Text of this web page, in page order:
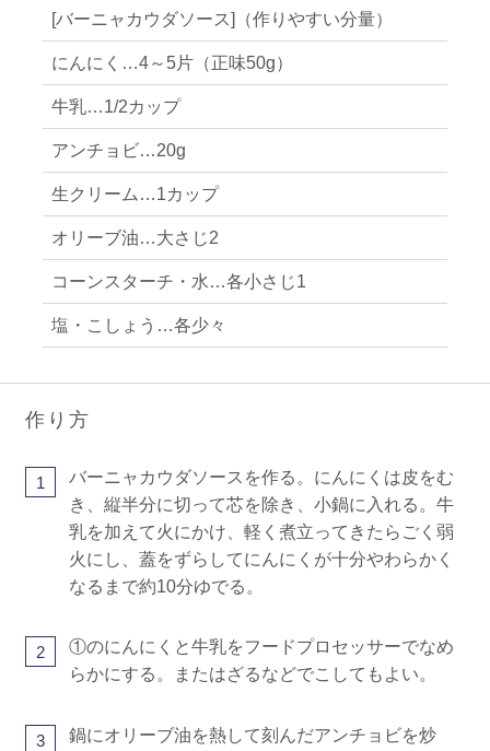
[バーニャカウダソース]（作りやすい分量）
にんにく…4～5片（正味50g）
牛乳…1/2カップ
アンチョビ…20g
生クリーム…1カップ
オリーブ油…大さじ2
コーンスターチ・水…各小さじ1
塩・こしょう…各少々
作り方
1
バーニャカウダソースを作る。にんにくは皮をむ
き、縦半分に切って芯を除き、小鍋に入れる。牛
乳を加えて火にかけ、軽く煮立ってきたらごく弱
火にし、蓋をずらしてにんにくが十分やわらかく
なるまで約10分ゆでる。
2
①のにんにくと牛乳をフードプロセッサーでなめ
らかにする。またはざるなどでこしてもよい。
3
鍋にオリーブ油を熱して刻んだアンチョビを炒